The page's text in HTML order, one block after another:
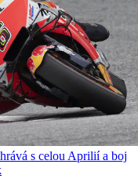
s celou Aprilií a boj